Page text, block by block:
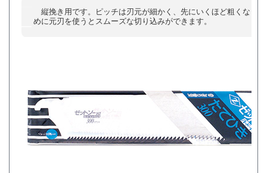
縦挽き用です。ピッチは刃元が細かく、先にいくほど粗くなっ
めに元刃を使うとスムーズな切り込みができます。